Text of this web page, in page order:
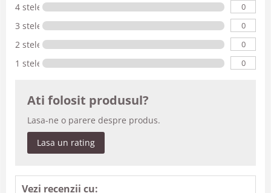
4 stele 0
3 stele 0
2 stele 0
1 stele 0
Ati folosit produsul?
Lasa-ne o parere despre produs.
Lasa un rating
Vezi recenzii cu: